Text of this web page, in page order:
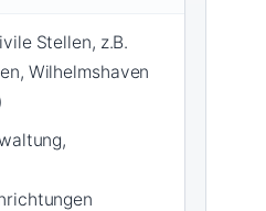
Stellen, z.B.
Wilhelmshaven